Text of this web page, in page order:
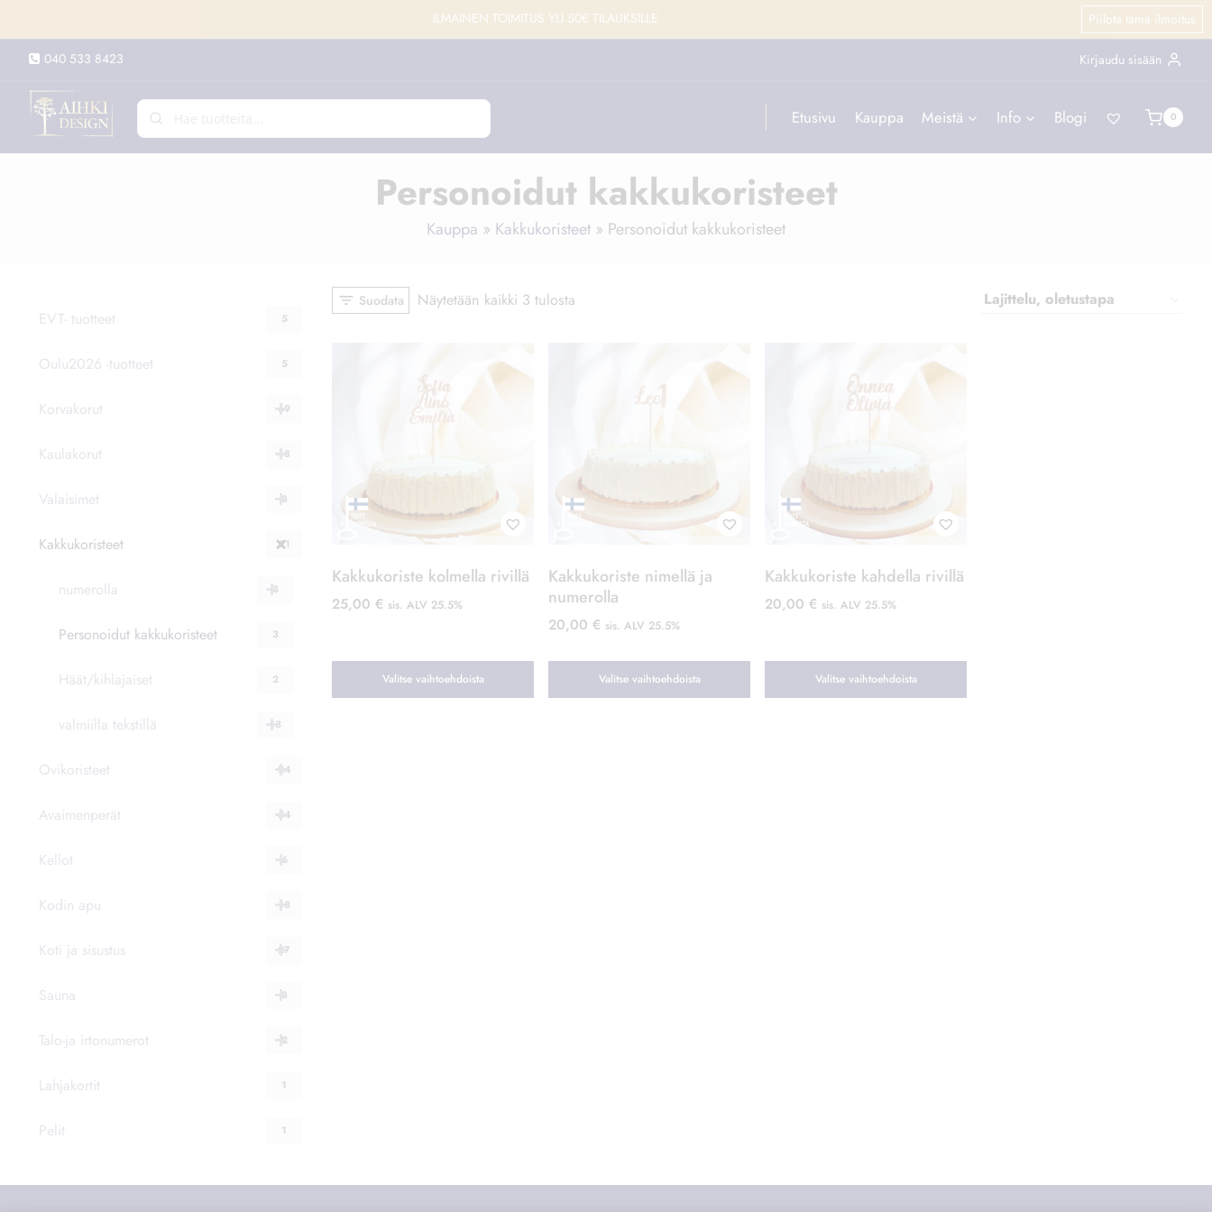
sisältöön
ILMAINEN TOIMITUS YLI 50€ TILAUKSILLE Piilota tämä ilmoitus
040 533 8423 Kirjaudu sisään
Etusivu Kauppa Meistä Info Blogi 0
Personoidut kakkukoristeet
Kauppa » Kakkukoristeet » Personoidut kakkukoristeet
EVT- tuotteet 5
Oulu2026 -tuotteet 5
Korvakorut 69
Kaulakorut 18
Valaisimet 8
Kakkukoristeet 21
numerolla 3
Personoidut kakkukoristeet 3
Häät/kihlajaiset 2
valmiilla tekstillä 13
Ovikoristeet 24
Avaimenperät 54
Kellot 6
Kodin apu 13
Koti ja sisustus 27
Sauna 8
Talo-ja irtonumerot 2
Lahjakortit 1
Pelit 1
Suodata Näytetään kaikki 3 tulosta
Kakkukoriste kolmella rivillä
25,00 € sis. ALV 25.5%
Valitse vaihtoehdoista
Kakkukoriste nimellä ja
numerolla
20,00 € sis. ALV 25.5%
Valitse vaihtoehdoista
Kakkukoriste kahdella rivillä
20,00 € sis. ALV 25.5%
Valitse vaihtoehdoista